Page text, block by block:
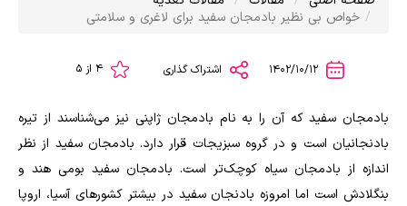
خواص بی نظیر بادمجان سفید برای لاغری و سلامتی
اشتراک گذاری
بادمجان سفید که آن را به نام بادمجان ژاپنی نیز می‌شناسند از تیره
بادنجانیان است و در گروه سبزیجات قرار دارد. بادمجان سفید از نظر
اندازه از بادمجان سیاه کوچک‌تر است. بادمجان سفید بومی هند و
بنگلادش است اما امروزه بادنجان سفید در بیشتر کشور‌های آسیا، اروپا